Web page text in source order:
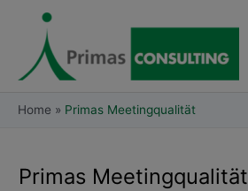
content
Home Primas Meetingqualität
Primas Meetingqualität